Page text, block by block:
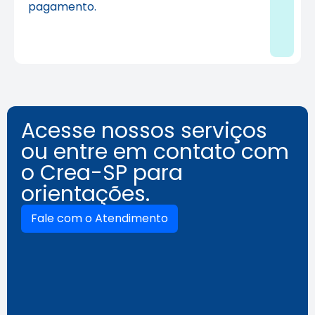
pagamento.
Acesse nossos serviços
ou entre em contato com
o Crea-SP para
orientações.
Fale com o Atendimento